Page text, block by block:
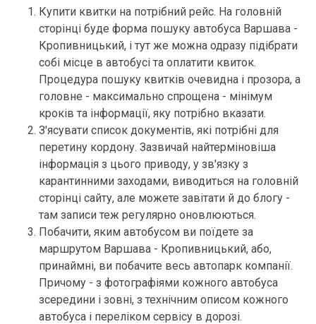
Купити квитки на потрібний рейс. На головній
сторінці буде форма пошуку автобуса Варшава -
Кропивницький, і тут же можна одразу підібрати
собі місце в автобусі та оплатити квиток.
Процедура пошуку квитків очевидна і прозора, а
головне - максимально спрощена - мінімум
кроків та інформації, яку потрібно вказати.
З'ясувати список документів, які потрібні для
перетину кордону. Зазвичай найтерміновіша
інформація з цього приводу, у зв'язку з
карантинними заходами, виводиться на головній
сторінці сайту, але можете завітати й до блогу -
там записи теж регулярно оновлюються.
Побачити, яким автобусом ви поїдете за
маршрутом Варшава - Кропивницький, або,
принаймні, ви побачите весь автопарк компанії.
Причому - з фотографіями кожного автобуса
зсередини і зовні, з технічним описом кожного
автобуса і переліком сервісу в дорозі.